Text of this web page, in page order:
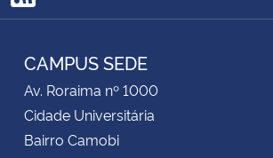
RSS
CAMPUS SEDE
Av. Roraima nº 1000
Cidade Universitária
Bairro Camobi